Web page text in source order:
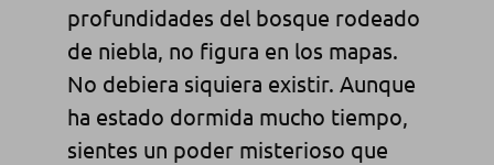
profundidades del bosque rodeado
de niebla, no figura en los mapas.
No debiera siquiera existir. Aunque
ha estado dormida mucho tiempo,
sientes un poder misterioso que